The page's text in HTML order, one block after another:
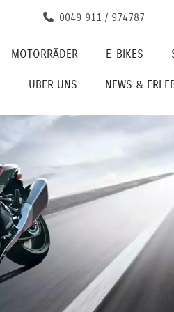
0049 911 / 974787
MOTORRÄDER E-BIKES
ÜBER UNS NEWS &